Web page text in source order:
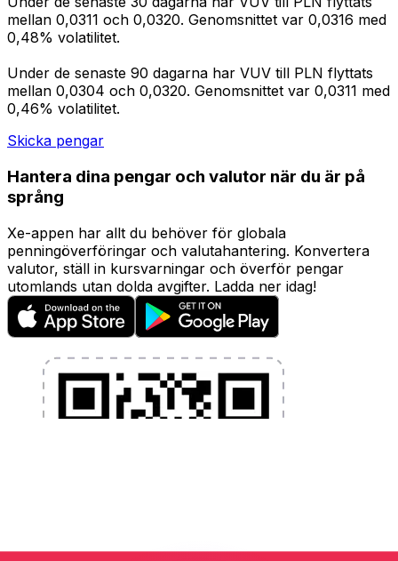
mellan 0,0311 och 0,0320. Genomsnittet var 0,0316 med
0,48% volatilitet.
Under de senaste 90 dagarna har VUV till PLN flyttats
mellan 0,0304 och 0,0320. Genomsnittet var 0,0311 med
0,46% volatilitet.
Skicka pengar
Hantera dina pengar och valutor när du är på
språng
Xe-appen har allt du behöver för globala
penningöverföringar och valutahantering. Konvertera
valutor, ställ in kursvarningar och överför pengar
utomlands utan dolda avgifter. Ladda ner idag!